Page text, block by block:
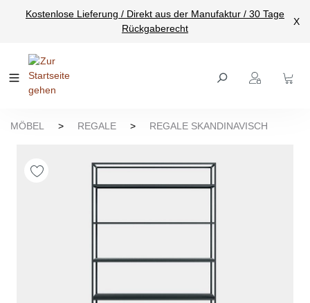
springen
Kostenlose Lieferung / Direkt aus der Manufaktur / 30 Tage
Rückgaberecht
X
MÖBEL > REGALE > REGALE SKANDINAVISCH